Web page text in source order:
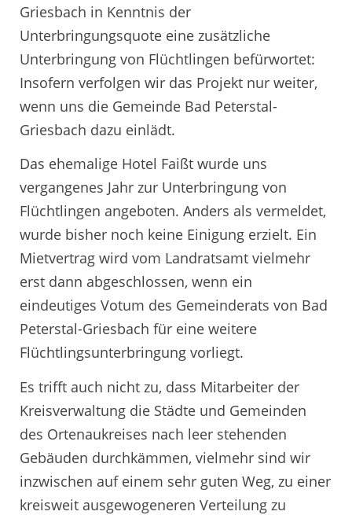
Griesbach in Kenntnis der
Unterbringungsquote eine zusätzliche
Unterbringung von Flüchtlingen befürwortet:
Insofern verfolgen wir das Projekt nur weiter,
wenn uns die Gemeinde Bad Peterstal-
Griesbach dazu einlädt.
Das ehemalige Hotel Faißt wurde uns
vergangenes Jahr zur Unterbringung von
Flüchtlingen angeboten. Anders als vermeldet,
wurde bisher noch keine Einigung erzielt. Ein
Mietvertrag wird vom Landratsamt vielmehr
erst dann abgeschlossen, wenn ein
eindeutiges Votum des Gemeinderats von Bad
Peterstal-Griesbach für eine weitere
Flüchtlingsunterbringung vorliegt.
Es trifft auch nicht zu, dass Mitarbeiter der
Kreisverwaltung die Städte und Gemeinden
des Ortenaukreises nach leer stehenden
Gebäuden durchkämmen, vielmehr sind wir
inzwischen auf einem sehr guten Weg, zu einer
kreisweit ausgewogeneren Verteilung zu